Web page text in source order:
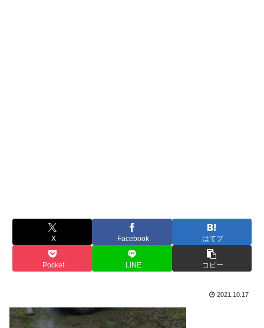
X Facebook はてブ
Pocket LINE コピー
2021.10.17